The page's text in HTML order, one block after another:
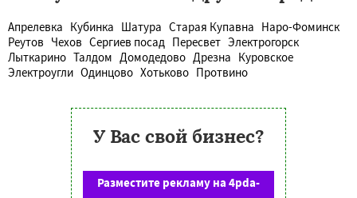
Апрелевка Кубинка Шатура Старая Купавна Наро-Фоминск
Реутов Чехов Сергиев посад Пересвет Электрогорск
Лыткарино Талдом Домодедово Дрезна Куровское
Электроугли Одинцово Хотьково Протвино
У Вас свой бизнес?
Разместите рекламу на 4pda-